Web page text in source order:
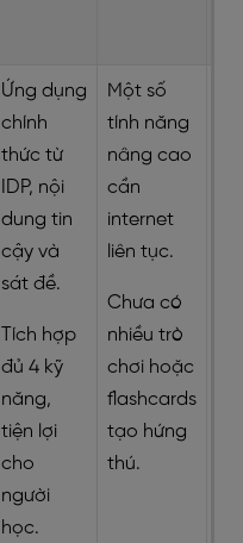
Ứng dụng
chính
thức từ
IDP, nội
dung tin
cậy và
sát đề.
Tích hợp
đủ 4 kỹ
năng,
tiện lợi
cho
người
học.
Một số
tính năng
nâng cao
cần
internet
liên tục.
Chưa có
nhiều trò
chơi hoặc
flashcards
tạo hứng
thú.